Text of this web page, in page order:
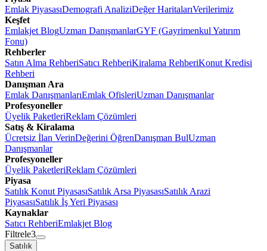
Emlak PiyasasıDemografi AnaliziDeğer HaritalarıVerilerimiz
Keşfet
Emlakjet BlogUzman DanışmanlarGYF (Gayrimenkul Yatırım
Fonu)
Rehberler
Satın Alma RehberiSatıcı RehberiKiralama RehberiKonut Kredisi
Rehberi
Danışman Ara
Emlak DanışmanlarıEmlak OfisleriUzman Danışmanlar
Profesyoneller
Üyelik PaketleriReklam Çözümleri
Satış & Kiralama
Ücretsiz İlan VerinDeğerini ÖğrenDanışman BulUzman
Danışmanlar
Profesyoneller
Üyelik PaketleriReklam Çözümleri
Piyasa
Satılık Konut PiyasasıSatılık Arsa PiyasasıSatılık Arazi
PiyasasıSatılık İş Yeri Piyasası
Kaynaklar
Satıcı RehberiEmlakjet Blog
Filtrele3
Satılık